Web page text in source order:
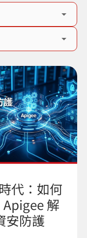
代：如何
解
安防護